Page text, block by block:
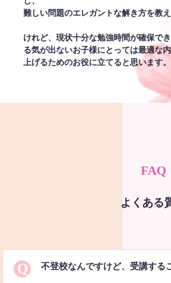
難しい問題のエレガントな解き方を教
けれど、現状十分な勉強時間が確保で
る気が出ないお子様にとっては最適な
上げるためのお役に立てると思います。
FAQ
よくある
Q 不登校なんですけど、受講する